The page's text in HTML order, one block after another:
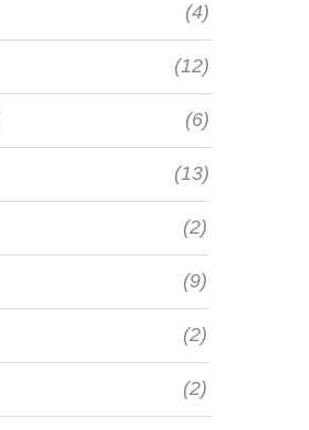
(4)
(12)
(6)
(13)
(2)
(9)
(2)
(2)